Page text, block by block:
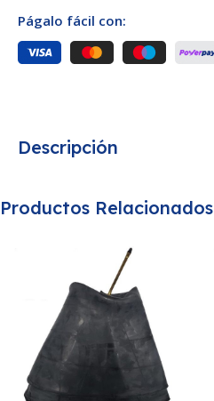
Descripción
Págalo fácil con:
Productos Relacionados